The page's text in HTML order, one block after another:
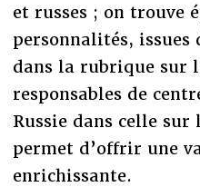
et russes ; on trouve
personnalités, issues
dans la rubrique sur
responsables de
Russie dans celle sur
permet d’offrir une
enrichissante.